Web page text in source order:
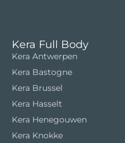
Kera Full Body
Kera Antwerpen
Kera Bastogne
Kera Brussel
Kera Hasselt
Kera Henegouwen
Kera Knokke